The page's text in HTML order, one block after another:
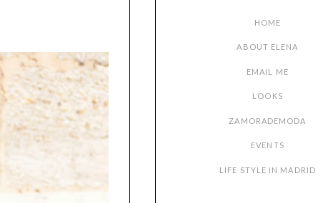
HOME
ABOUT ELENA
EMAIL ME
LOOKS
ZAMORADEMODA
EVENTS
LIFE STYLE IN MADRID